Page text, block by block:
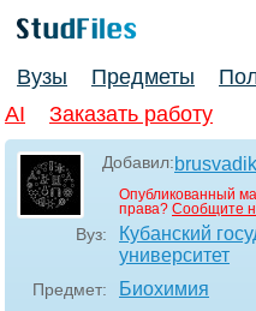
Вузы Предметы
AI
Заказать работу
Добавил:brusvadik
Опубликованный
права? Сообщите
Вуз:
Кубанский
университет
Предмет: Биохимия